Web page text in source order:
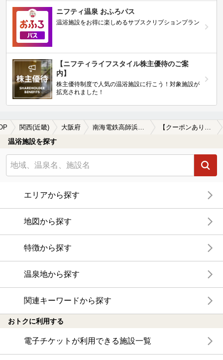
ニフティ温泉 おふろパス
温浴施設をお得に楽しめるサブスクリプションプラン
【ニフティライフスタイル株主優待のご案
内】
株主優待制度で人気の温浴施設に行こう！対象施設が
拡充されました！
関西(近畿) 大阪府 南海電鉄高師浜支線 【クーポンあり】サウナ付きの南海電鉄高師浜支線周辺の温泉、日帰り温泉、スーパー銭湯を探す
温浴施設を探す
エリアから探す
地図から探す
特徴から探す
温泉地から探す
関連キーワードから探す
おトクに利用する
電子チケットが利用できる施設一覧